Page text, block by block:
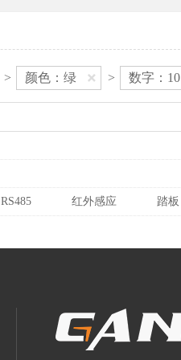
> 颜色：绿 > 数字：10
RS485 红外感应 踏板